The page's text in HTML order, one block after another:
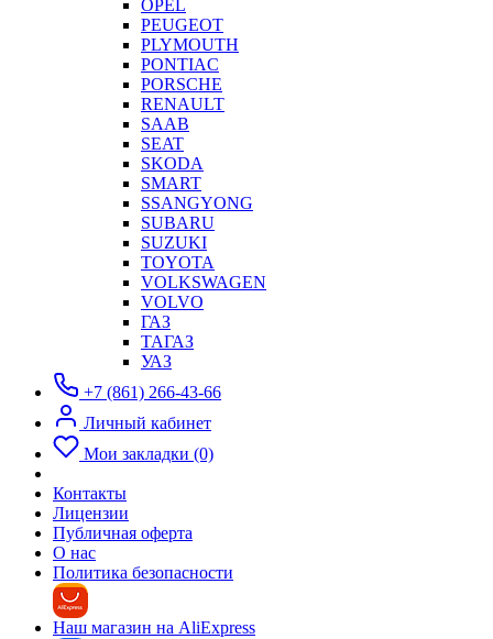
OPEL
PEUGEOT
PLYMOUTH
PONTIAC
PORSCHE
RENAULT
SAAB
SEAT
SKODA
SMART
SSANGYONG
SUBARU
SUZUKI
TOYOTA
VOLKSWAGEN
VOLVO
ГАЗ
ТАГАЗ
УАЗ
+7 (861) 266-43-66
Личный кабинет
Мои закладки (0)
Контакты
Лицензии
Публичная оферта
О нас
Политика безопасности
Наш магазин на AliExpress